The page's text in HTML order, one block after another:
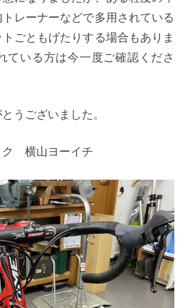
レーナーなどで多用されている
ごともげたりする場合もありま
ている方は今一度ご確認くださ
うございました。
ク 横山ヨーイチ